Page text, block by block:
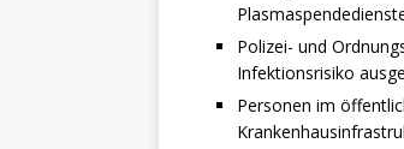
Polizei- und
Infektionsrisiko
Personen im